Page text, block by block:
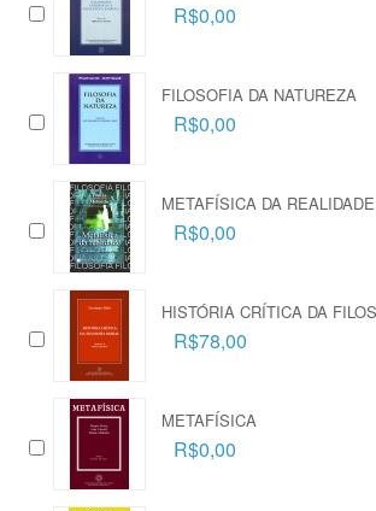
R$0,00
FILOSOFIA DA NATUREZA
R$0,00
METAFÍSICA DA REALIDADE
R$0,00
HISTÓRIA CRÍTICA DA
R$78,00
METAFÍSICA
R$0,00